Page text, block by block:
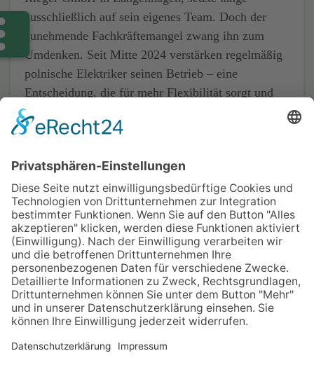
ausschließlich auf sein eigenes Team. Doch der
zunehmende Fachkräftemangel zwang ihn zum
Umdenken. Seit Mitte 2024 verstärken regelmäßig
polnische Elektriker seinen Betrieb – eine
Entscheidung, die für mehr Flexibilität sorgt und
von den Mitarbeitenden positiv aufgenommen wird
Home
Impressum
Datenschutz
Kontakt & Anfahrt